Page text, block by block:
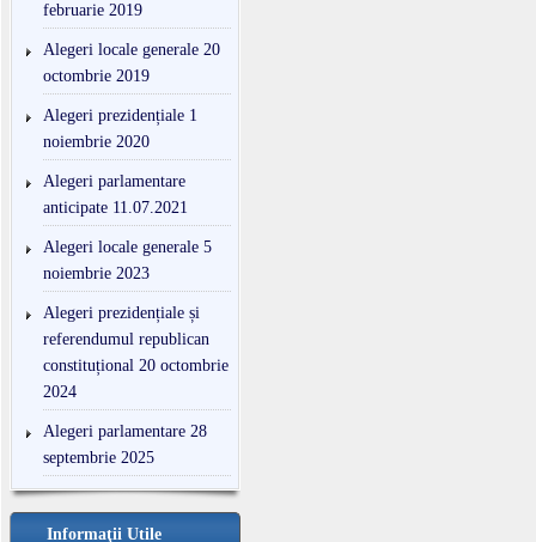
februarie 2019
Alegeri locale generale 20
octombrie 2019
Alegeri prezidențiale 1
noiembrie 2020
Alegeri parlamentare
anticipate 11.07.2021
Alegeri locale generale 5
noiembrie 2023
Alegeri prezidențiale și
referendumul republican
constituțional 20 octombrie
2024
Alegeri parlamentare 28
septembrie 2025
Informaţii Utile